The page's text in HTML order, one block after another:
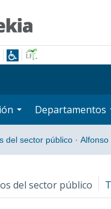
Departamentos
del sector público · Alfonso
del sector público